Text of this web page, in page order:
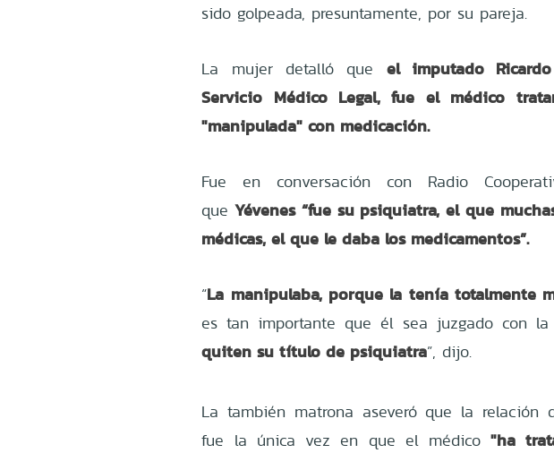
sido golpeada, presuntamente, por su pareja.
La mujer detalló que
el imputado
Servicio Médico Legal, fue el médico
"manipulada" con medicación.
Fue en conversación con Radio
que Yévenes “fue su psiquiatra, el que
médicas, el que le daba los medicamentos”.
“La manipulaba, porque la tenía totalmente
es tan importante que él sea juzgado con la
quiten su título de psiquiatra”, dijo.
La también matrona aseveró que la relación
fue la única vez en que el médico"ha